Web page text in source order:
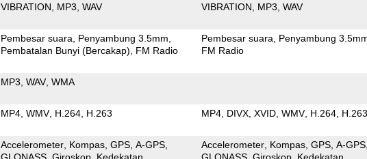
VIBRATION MP3 WAV VIBRATION MP3 WAV
Pembesar suara
Penyambung 3.5mm
Pembatalan Bunyi (Bercakap)
FM Radio
Pembesar suara
Penyambung
FM Radio
MP3 WAV WMA
MP4 WMV H.264 H.263 MP4 DIVX XVID WMV H.264 H.263
Accelerometer Kompas GPS A-GPS
GLONASS Giroskop Kedekatan
Accelerometer Kompas GPS A-GPS
GLONASS Giroskop Kedekatan